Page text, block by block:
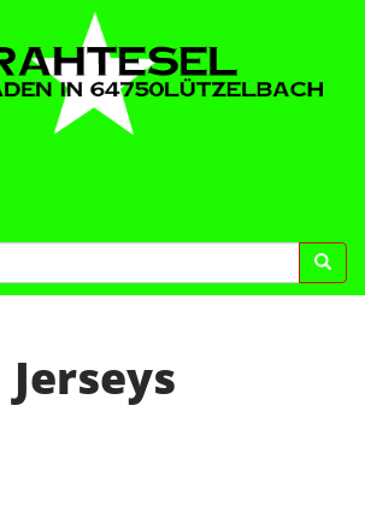
Jerseys